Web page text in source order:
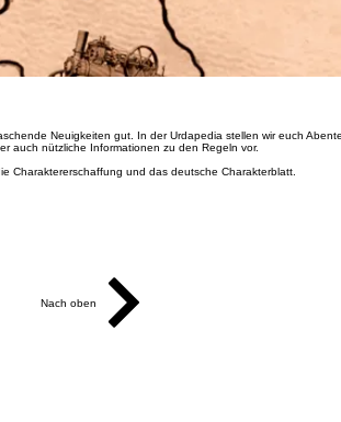
Neuigkeiten gut. In der Urdapedia stellen wir euch
auch nützliche Informationen zu den Regeln vor.
Charaktererschaffung und das deutsche Charakterblatt.
Nach oben